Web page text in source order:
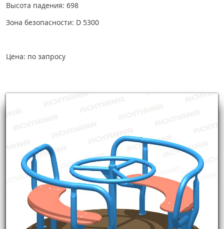
Высота падения: 698
Зона безопасности: D 5300
Цена: по запросу